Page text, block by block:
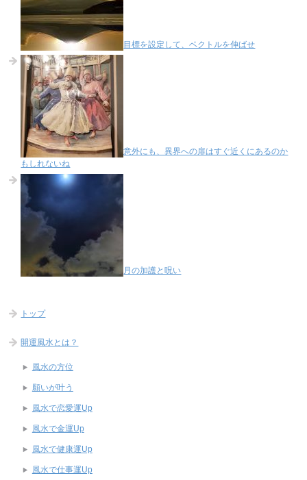
目標を設定して、ベクトルを伸ばせ
意外にも、異界への扉はすぐ近くにあるのか
もしれないね
月の加護と呪い
トップ
開運風水とは？
風水の方位
願いが叶う
風水で恋愛運Up
風水で金運Up
風水で健康運Up
風水で仕事運Up